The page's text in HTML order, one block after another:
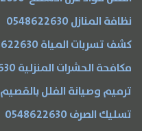
نظافة المنازل 0548622630
كشف تسربات المياة 0548622630
مكافحة الحشرات المنزلية 0548622630
ترميم وصيانة الفلل بالقصيم 0548622630
تسليك الصرف 0548622630